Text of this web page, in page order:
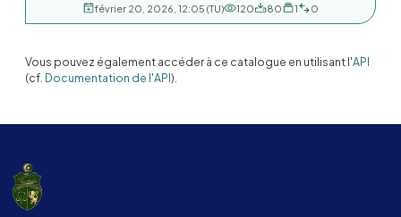
février 20, 2026, 12:05 (TU) 120 80 1 0
Vous pouvez également accéder à ce catalogue en utilisant l'API
(cf. Documentation de l'API).